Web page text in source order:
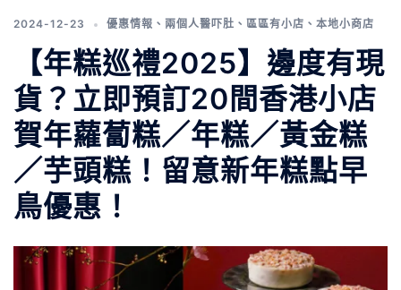
2024-12-23 優惠情報 、 兩個人醫吓肚 、 區區有小店 、 本地小商店
【年糕巡禮2025】邊度有現
貨？立即預訂20間香港小店
賀年蘿蔔糕／年糕／黃金糕
／芋頭糕！留意新年糕點早
鳥優惠！